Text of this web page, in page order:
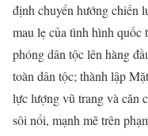
định chuyển hướng chiến
mau lẹ của tình hình quốc
phóng dân tộc lên hàng
toàn dân tộc; thành lập
lực lượng vũ trang và căn
sôi nổi, mạnh mẽ trên